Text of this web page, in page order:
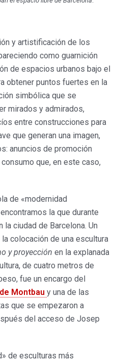
y artistificación de los
como guarnición
de espacios urbanos bajo el
obtener puntos fuertes en la
simbólica que se
mirados y admirados,
entre construcciones para
que generan una imagen,
anuncios de promoción
que, en este caso,
de «modernidad
la que durante
ciudad de Barcelona. Un
colocación de una escultura
y proyección en la explanada
de cuatro metros de
fue un encargo del
Montbau y una de las
que se empezaron a
del acceso de Josep
de esculturas más